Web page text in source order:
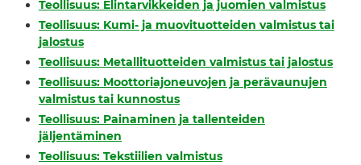
Teollisuus: Elintarvikkeiden ja juomien valmistus
Teollisuus: Kumi- ja muovituotteiden valmistus tai
jalostus
Teollisuus: Metallituotteiden valmistus tai jalostus
Teollisuus: Moottoriajoneuvojen ja perävaunujen
valmistus tai kunnostus
Teollisuus: Painaminen ja tallenteiden
jäljentäminen
Teollisuus: Tekstiilien valmistus